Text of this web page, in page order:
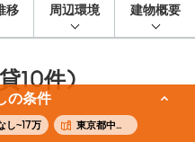
の条件
し~17万 東京都中野区
移 周辺環境 建物概要
10件)